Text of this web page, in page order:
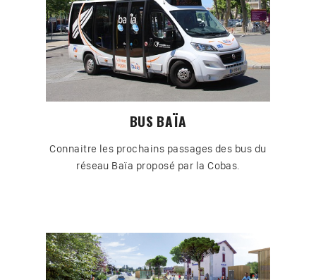
BUS BAÏA
Connaitre les prochains passages des bus du
réseau Baïa proposé par la Cobas.